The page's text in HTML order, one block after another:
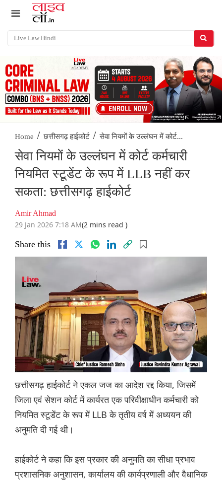
Home / छत्तीसगढ़ हाईकोर्ट / सेवा नियमों के उल्लंघन में कोर्ट...
सेवा नियमों के उल्लंघन में कोर्ट कर्मचारी
नियमित स्टूडेंट के रूप में LLB नहीं कर
सकता: छत्तीसगढ़ हाईकोर्ट
Amir Ahmad
29 Jan 2026 7:18 AM(2 mins read )
Share this
छत्तीसगढ़ हाईकोर्ट ने एकल जज का आदेश रद्द किया, जिसमें
जिला एवं सेशन कोर्ट में कार्यरत एक परिवीक्षाधीन कर्मचारी को
नियमित स्टूडेंट के रूप में LLB के तृतीय वर्ष में अध्ययन की
अनुमति दी गई थी।
हाईकोर्ट ने कहा कि इस प्रकार की अनुमति का सीधा प्रभाव
प्रशासनिक अनुशासन, कार्यालय की कार्यप्रणाली और वैधानिक